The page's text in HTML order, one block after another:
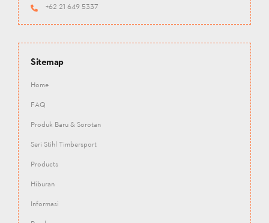
+62 21 649 5337
Sitemap
Home
FAQ
Produk Baru & Sorotan
Seri Stihl Timbersport
Products
Hiburan
Informasi